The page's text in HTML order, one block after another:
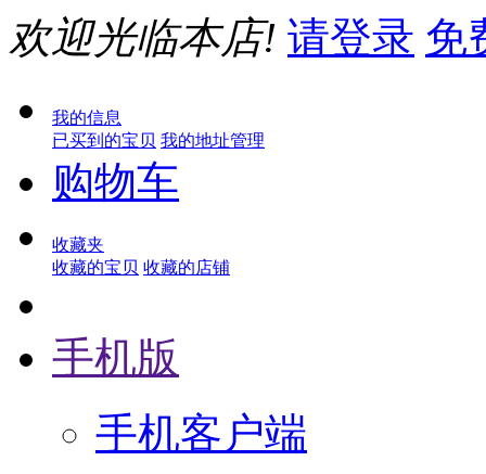
欢迎光临本店! 请登录 免
我的信息
已买到的宝贝 我的地址管理
购物车
收藏夹
收藏的宝贝 收藏的店铺
手机版
手机客户端